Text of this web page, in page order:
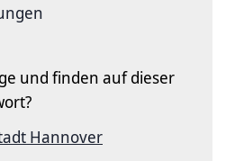
und finden auf dieser
Hannover